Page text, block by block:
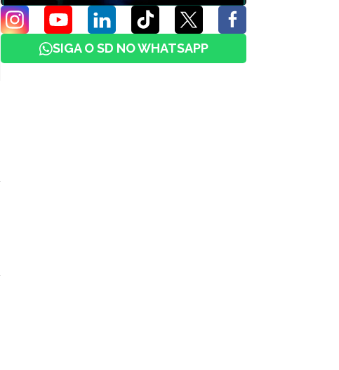
SIGA O SD NO WHATSAPP